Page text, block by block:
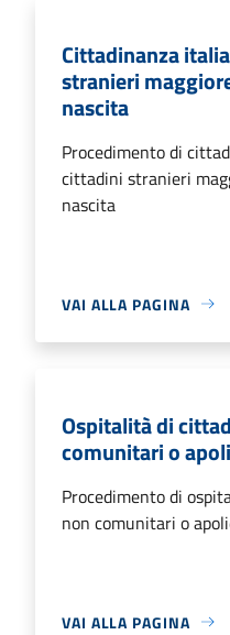
Cittadinanza
stranieri
nascita
Procedimento di
cittadini stranieri
nascita
VAI ALLA PAGINA
Ospitalità di
comunitari o
Procedimento di
non comunitari o
VAI ALLA PAGINA